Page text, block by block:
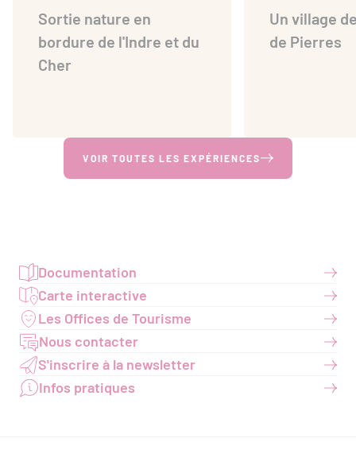
Sortie nature en
bordure de l'Indre et du
Cher
Un village
de Pierres
VOIR TOUTES LES EXPÉRIENCES
Documentation
Carte interactive
Les Offices de Tourisme
Nous contacter
S'inscrire à la newsletter
Infos pratiques